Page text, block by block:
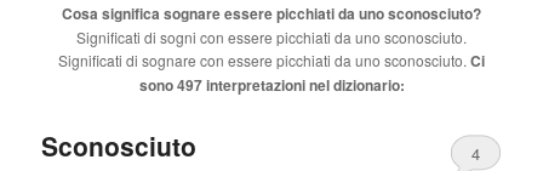
Cosa significa sognareessere picchiati da uno sconosciuto?
Significati di sogni con essere picchiati da uno sconosciuto.
Significati di sognare con essere picchiati da uno sconosciuto. Ci
sono 497 interpretazioni nel dizionario:
Sconosciuto
4